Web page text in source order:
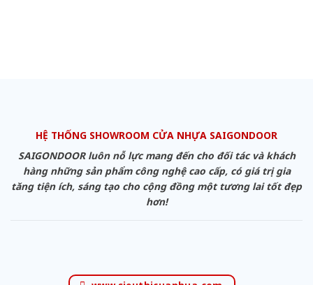
HỆ THỐNG SHOWROOM CỬA NHỰA SAIGONDOOR
SAIGONDOOR luôn nỗ lực mang đến cho đối tác và khách
hàng những sản phẩm công nghệ cao cấp, có giá trị gia
tăng tiện ích, sáng tạo cho cộng đồng một tương lai tốt đẹp
hơn!